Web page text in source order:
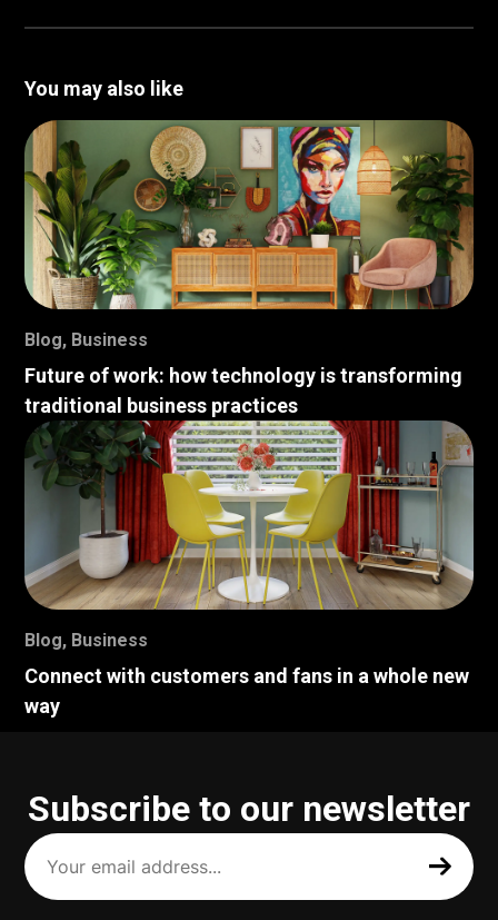
You may also like
Blog, Business
Future of work: how technology is transforming
traditional business practices
Blog, Business
Connect with customers and fans in a whole new
way
Subscribe to our newsletter
Your
email
address
(Required)